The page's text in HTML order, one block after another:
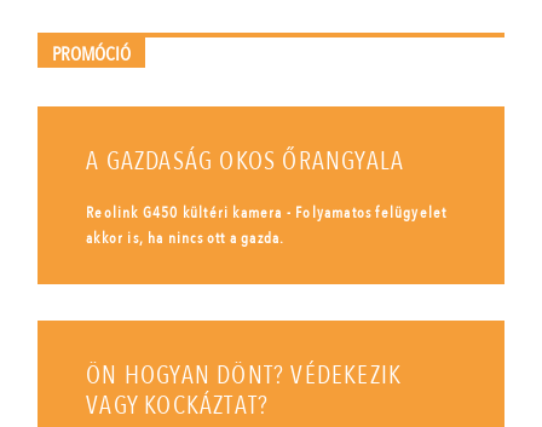
PROMÓCIÓ
A GAZDASÁG OKOS ŐRANGYALA
Reolink G450 kültéri kamera - Folyamatos felügyelet
akkor is, ha nincs ott a gazda.
ÖN HOGYAN DÖNT? VÉDEKEZIK
VAGY KOCKÁZTAT?